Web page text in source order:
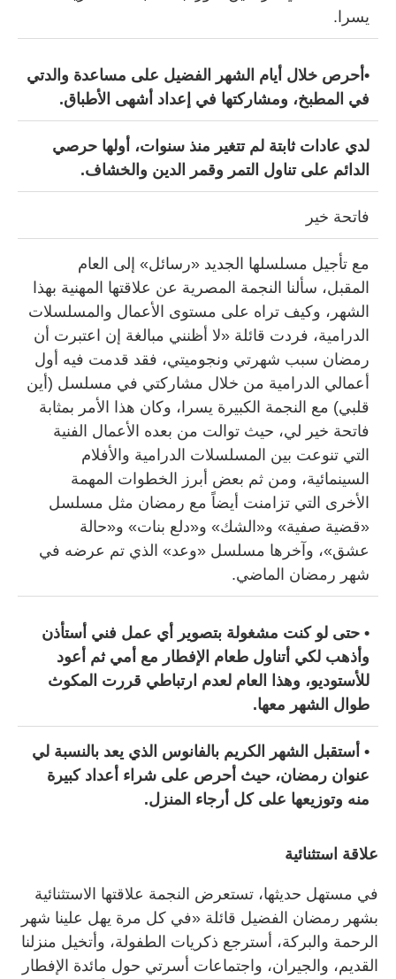
يسرا.
•أحرص خلال أيام الشهر الفضيل على مساعدة والدتي
في المطبخ، ومشاركتها في إعداد أشهى الأطباق.
لدي عادات ثابتة لم تتغير منذ سنوات، أولها حرصي
الدائم على تناول التمر وقمر الدين والخشاف.
فاتحة خير
مع تأجيل مسلسلها الجديد «رسائل» إلى العام
المقبل، سألنا النجمة المصرية عن علاقتها المهنية بهذا
الشهر، وكيف تراه على مستوى الأعمال والمسلسلات
الدرامية، فردت قائلة «لا أظنني مبالغة إن اعتبرت أن
رمضان سبب شهرتي ونجوميتي، فقد قدمت فيه أول
أعمالي الدرامية من خلال مشاركتي في مسلسل (أين
قلبي) مع النجمة الكبيرة يسرا، وكان هذا الأمر بمثابة
فاتحة خير لي، حيث توالت من بعده الأعمال الفنية
التي تنوعت بين المسلسلات الدرامية والأفلام
السينمائية، ومن ثم بعض أبرز الخطوات المهمة
الأخرى التي تزامنت أيضاً مع رمضان مثل مسلسل
«قضية صفية» و«الشك» و«دلع بنات» و«حالة
عشق»، وآخرها مسلسل «وعد» الذي تم عرضه في
شهر رمضان الماضي.
• حتى لو كنت مشغولة بتصوير أي عمل فني أستأذن
وأذهب لكي أتناول طعام الإفطار مع أمي ثم أعود
للأستوديو، وهذا العام لعدم ارتباطي قررت المكوث
طوال الشهر معها.
• أستقبل الشهر الكريم بالفانوس الذي يعد بالنسبة لي
عنوان رمضان، حيث أحرص على شراء أعداد كبيرة
منه وتوزيعها على كل أرجاء المنزل.
علاقة استثنائية
في مستهل حديثها، تستعرض النجمة علاقتها الاستثنائية
بشهر رمضان الفضيل قائلة «في كل مرة يهل علينا شهر
الرحمة والبركة، أسترجع ذكريات الطفولة، وأتخيل منزلنا
القديم، والجيران، واجتماعات أسرتي حول مائدة الإفطار